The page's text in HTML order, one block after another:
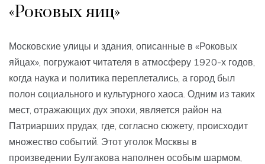
«Роковых яиц»
Московские улицы и здания, описанные в «Роковых
яйцах», погружают читателя в атмосферу 1920-х годов,
когда наука и политика переплетались, а город был
полон социального и культурного хаоса. Одним из таких
мест, отражающих дух эпохи, является район на
Патриарших прудах, где, согласно сюжету, происходит
множество событий. Этот уголок Москвы в
произведении Булгакова наполнен особым шармом,